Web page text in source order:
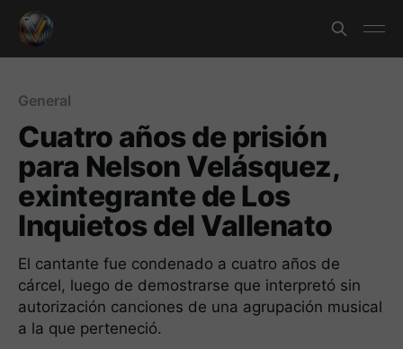
General
Cuatro años de prisión
para Nelson Velásquez,
exintegrante de Los
Inquietos del Vallenato
El cantante fue condenado a cuatro años de
cárcel, luego de demostrarse que interpretó sin
autorización canciones de una agrupación musical
a la que perteneció.